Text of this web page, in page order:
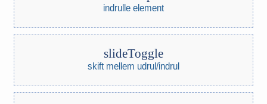
indrulle element
slideToggle
skift mellem udrul/indrul